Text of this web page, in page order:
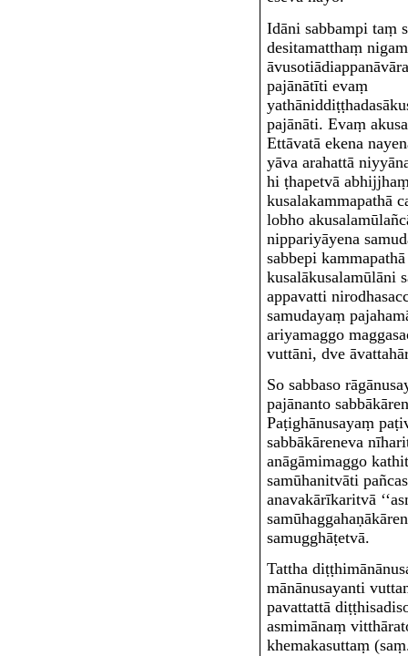
Idāni sabbampi taṃ
desitamatthaṃ
āvuso
pajānātīti evaṃ
pajānāti. Evaṃ
Ettāvatā ekena
yāva arahattā
hi ṭhapetvā
kusalakammapathā
lobho
nippariyāyena
sabbepi
kusalākusalamūlāni
appavatti
samudayaṃ
ariyamaggo
vuttāni, dve
So sabbaso
pajānanto
Paṭighānusayaṃ
sabbākāreneva
anāgāmimaggo
samūhanitvāti
anavakārīkaritvā
samugghāṭetvā.
Tattha
mānānusayanti
pavattattā
asmimānaṃ
khemakasuttaṃ